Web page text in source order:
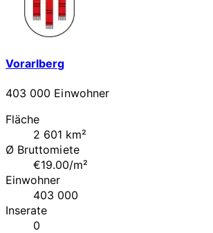
Vorarlberg
403 000 Einwohner
Fläche
2 601 km²
Ø Bruttomiete
€19.00/m²
Einwohner
403 000
Inserate
0